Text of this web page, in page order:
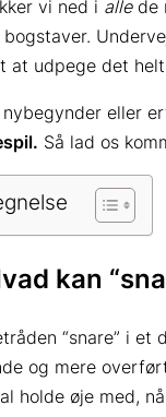
vi ned i allede
at udpege det
eller
Så lad os
kan
“snare” i
og mere
holde øje med,